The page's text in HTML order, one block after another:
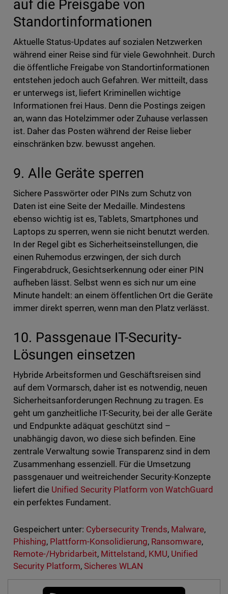
auf die Preisgabe von
Standortinformationen
Aktuelle Status-Updates auf sozialen Netzwerken
während einer Reise sind für viele Gewohnheit. Durch
die öffentliche Freigabe von Standortinformationen
entstehen jedoch auch Gefahren. Wer mitteilt, dass
er unterwegs ist, liefert Kriminellen wichtige
Informationen frei Haus. Denn die Postings zeigen
an, wann das Hotelzimmer oder Zuhause verlassen
ist. Daher das Posten während der Reise lieber
einschränken bzw. bewusst angehen.
9. Alle Geräte sperren
Sichere Passwörter oder PINs zum Schutz von
Daten ist eine Seite der Medaille. Mindestens
ebenso wichtig ist es, Tablets, Smartphones und
Laptops zu sperren, wenn sie nicht benutzt werden.
In der Regel gibt es Sicherheitseinstellungen, die
einen Ruhemodus erzwingen, der sich durch
Fingerabdruck, Gesichtserkennung oder einer PIN
aufheben lässt. Selbst wenn es sich nur um eine
Minute handelt: an einem öffentlichen Ort die Geräte
immer direkt sperren, wenn man den Platz verlässt.
10. Passgenaue IT-Security-
Lösungen einsetzen
Hybride Arbeitsformen und Geschäftsreisen sind
auf dem Vormarsch, daher ist es notwendig, neuen
Sicherheitsanforderungen Rechnung zu tragen. Es
geht um ganzheitliche IT-Security, bei der alle Geräte
und Endpunkte adäquat geschützt sind –
unabhängig davon, wo diese sich befinden. Eine
zentrale Verwaltung sowie Transparenz sind in dem
Zusammenhang essenziell. Für die Umsetzung
passgenauer und weitreichender Security-Konzepte
liefert die Unified Security Platform von WatchGuard
ein perfektes Fundament.
Gespeichert unter: Cybersecurity Trends, Malware,
Phishing, Plattform-Konsolidierung, Ransomware,
Remote-/Hybridarbeit, Mittelstand , KMU, Unified
Security Platform, Sicheres WLAN